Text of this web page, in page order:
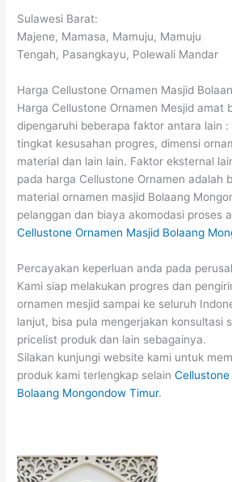
Sulawesi Barat:
Majene, Mamasa, Mamuju, Mamuju
Tengah, Pasangkayu, Polewali Mandar
Harga Cellustone Ornamen Masjid
Harga Cellustone Ornamen Mesjid amat
dipengaruhi beberapa faktor antara lain
tingkat kesusahan progres, dimensi
material dan lain lain. Faktor eksternal
pada harga Cellustone Ornamen adalah
material ornamen masjid Bolaang
pelanggan dan biaya akomodasi proses
Cellustone Ornamen Masjid Bolaang
Percayakan keperluan anda pada
Kami siap melakukan progres dan
ornamen mesjid sampai ke seluruh
lanjut, bisa pula mengerjakan konsultasi
pricelist produk dan lain sebagainya.
Silakan kunjungi website kami untuk
produk kami terlengkap selain
Bolaang Mongondow Timur.